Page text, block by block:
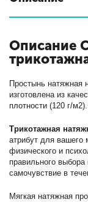
Описание
Простынь натяжная
изготовлена из
плотности (120 г/м2).
Трикотажная
атрибут для вашего
физического и
правильного
самочувствие в
Мягкая натяжная